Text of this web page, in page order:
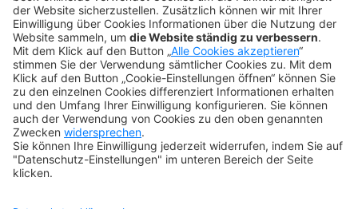
FAQs
Tipps & Tricks
Newsletter
Abo kündigen
Widerruf
SONSTIGES
Impressum
Datenschutz
Rechtliches
Kontakt